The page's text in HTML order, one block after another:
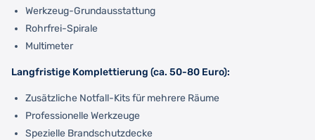
Werkzeug-Grundausstattung
Rohrfrei-Spirale
Multimeter
Langfristige Komplettierung (ca. 50-80 Euro):
Zusätzliche Notfall-Kits für mehrere Räume
Professionelle Werkzeuge
Spezielle Brandschutzdecke